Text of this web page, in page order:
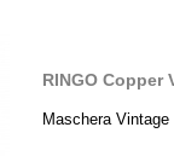
RINGO Copper
Maschera